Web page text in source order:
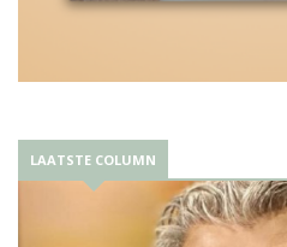
LAATSTE COLUMN